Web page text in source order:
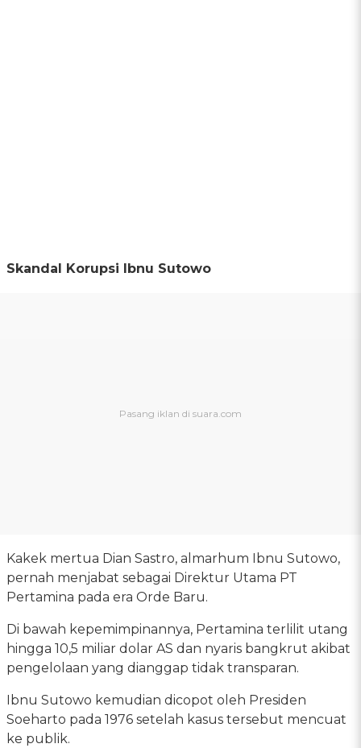
Skandal Korupsi Ibnu Sutowo
Kakek mertua Dian Sastro, almarhum Ibnu Sutowo,
pernah menjabat sebagai Direktur Utama PT
Pertamina pada era Orde Baru.
Di bawah kepemimpinannya, Pertamina terlilit utang
hingga 10,5 miliar dolar AS dan nyaris bangkrut akibat
pengelolaan yang dianggap tidak transparan.
Ibnu Sutowo kemudian dicopot oleh Presiden
Soeharto pada 1976 setelah kasus tersebut mencuat
ke publik.